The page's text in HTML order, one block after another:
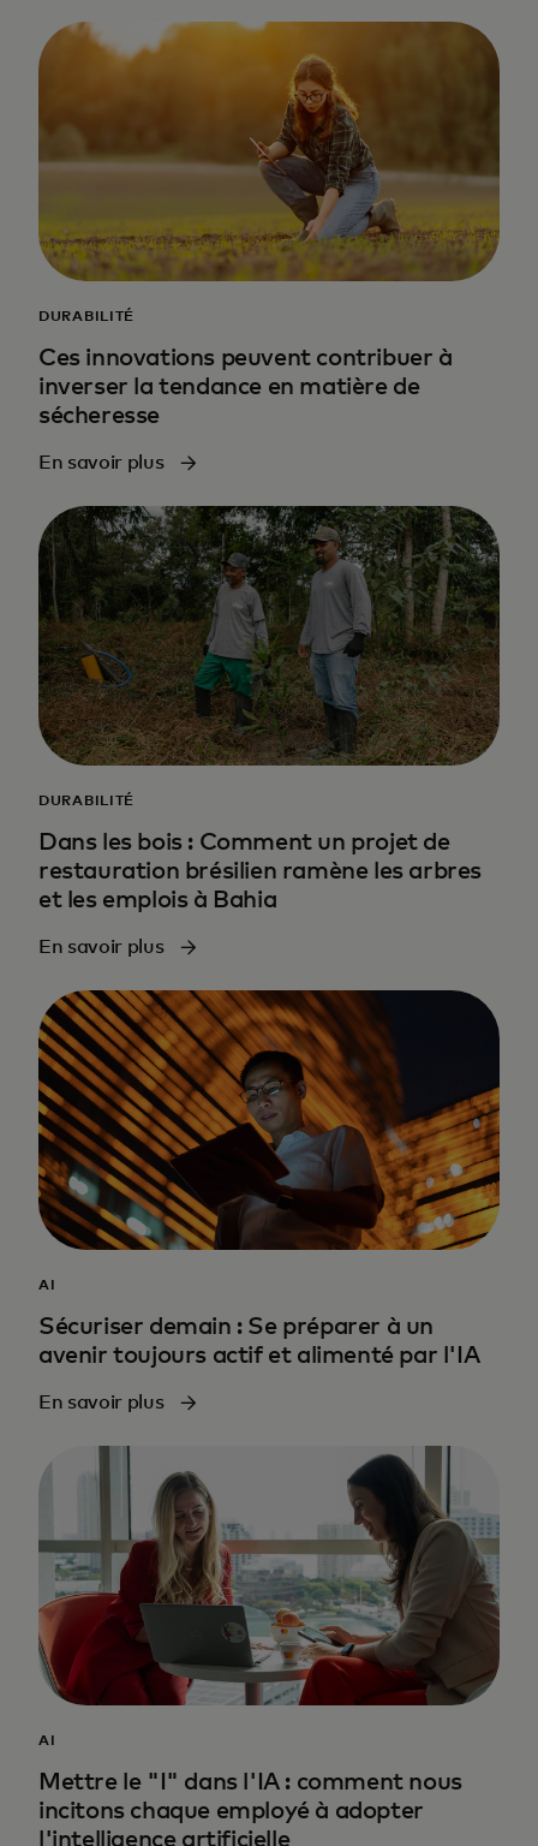
DURABILITÉ
Ces innovations peuvent contribuer à
inverser la tendance en matière de
sécheresse
En savoir plus
DURABILITÉ
Dans les bois : Comment un projet de
restauration brésilien ramène les arbres
et les emplois à Bahia
En savoir plus
AI
Sécuriser demain : Se préparer à un
avenir toujours actif et alimenté par l'IA
En savoir plus
AI
Mettre le "I" dans l'IA : comment nous
incitons chaque employé à adopter
l'intelligence artificielle